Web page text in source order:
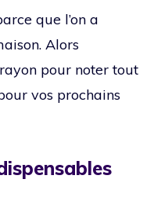
que l’on a
Alors
pour noter tout
vos prochains